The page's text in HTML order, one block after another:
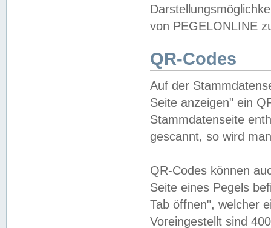
von PEGELONLINE
QR-Codes
Auf der
Seite anzeigen" ein
Stammdatenseite
gescannt, so wird
QR-Codes können
Seite eines Pegels
Tab öffnen", welcher
Voreingestellt sind